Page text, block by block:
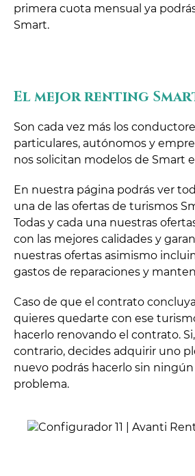
primera cuota mensual ya
Smart.
El mejor renting
Son cada vez más los
particulares, autónomos y
nos solicitan modelos de Smart
En nuestra página podrás ver
una de las ofertas de turismos
Todas y cada una nuestras
con las mejores calidades y
nuestras ofertas asimismo
gastos de reparaciones y
Caso de que el contrato
quieres quedarte con ese
hacerlo renovando el contrato.
contrario, decides adquirir uno
nuevo podrás hacerlo sin
problema.